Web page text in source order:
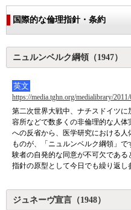
国際的な倫理指針・条約
ニュルンベルク綱領（1947）
英文
https://media.tghn.org/medialibrary/
第二次世界大戦中、ナチスドイツ
容所などで数多くの非倫理的な人
への反省から、医学研究における
ものが、「ニュルンベルク綱領」
験者の自発的な同意が不可欠であ
指針の原型として今日でも繰り返し
ジュネーヴ宣言（1948）